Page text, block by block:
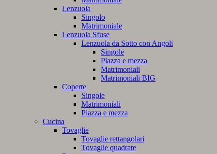
Lenzuola
Singolo
Matrimoniale
Lenzuola Sfuse
Lenzuola da Sotto con Angoli
Singole
Piazza e mezza
Matrimoniali
Matrimoniali BIG
Coperte
Singole
Matrimoniali
Piazza e mezza
Cucina
Tovaglie
Tovaglie rettangolari
Tovaglie quadrate